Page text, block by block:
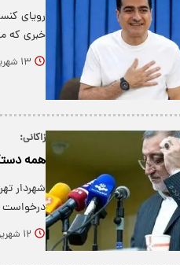
رویای
خبری که
۱۳ شهریور ۱۴۰۴
زاکانی:
همه
شهردار
درخواست
۱۲ شهریور ۱۴۰۴